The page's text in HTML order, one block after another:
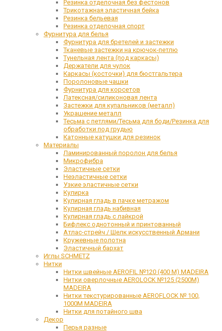
Резинка отделочная без фестонов
Трикотажная эластичная бейка
Резинка бельевая
Резинка отделочная спорт
Фурнитура для белья
Фурнитура для бретелей и застежки
Тканевые застежки на крючок-петлю
Тунельная лента (под каркасы)
Держатели для чулок
Каркасы (косточки) для бюстгальтера
Поролоновые чашки
Фурнитура для корсетов
Латексная/силиконовая лента
Застежки для купальников (металл)
Украшение металл
Тесьма с петлями/Тесьма для боди/Резинка для
обработки под грудью
Катонные катушки для резинок
Материалы
Ламинированный поролон для белья
Микрофибра
Эластичные сетки
Неэластичные сетки
Узкие эластичные сетки
Кулирка
Кулирная гладь в пачке метражом
Кулирная гладь набивная
Кулирная гладь с лайкрой
Бифлекс однотонный и принтованный
Атлас-стрейч / Шелк искусственный Армани
Кружевные полотна
Эластичный бархат
Иглы SCHMETZ
Нитки
Нитки швейные AEROFIL №120 (400 М) MADEIRA
Нитки оверлочные AEROLOCK №125 (2500М)
MADEIRA
Нитки текстурированные AEROFLOCK № 100,
1000М MADEIRA
Нитки для потайного шва
Декор
Перья разные